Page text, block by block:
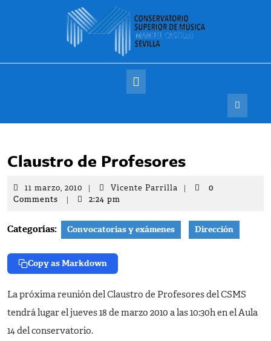
Claustro de Profesores
11 marzo, 2010
marzo,
| Vicente Parrilla Vicente
|
0
Comments
| 2:24 pm
Categorías: Convocatorias y exámenes Dirección
Copy as Markdown
La próxima reunión del Claustro de Profesores del CSMS
tendrá lugar el jueves 18 de marzo 2010 a las 10:30h en el Aula
14 del conservatorio.